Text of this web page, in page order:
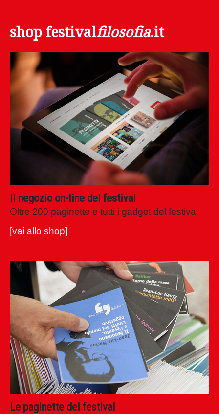
shop festivalfilosofia.it
Il negozio on-line del festival
Oltre 200 paginette e tutti i gadget del festival
[vai allo shop]
Le paginette del festival